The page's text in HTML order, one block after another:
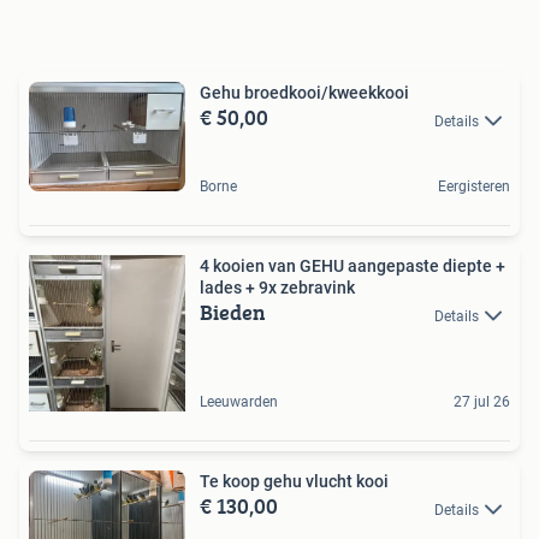
Gehu broedkooi/kweekkooi
€ 50,00 Details
Borne Eergisteren
4 kooien van GEHU aangepaste diepte +
lades + 9x zebravink
Bieden Details
Leeuwarden 27 jul 26
Te koop gehu vlucht kooi
€ 130,00 Details